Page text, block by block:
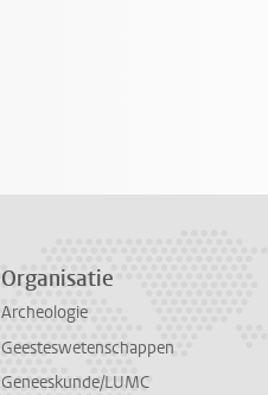
Organisatie
Archeologie
Geesteswetenschappen
Geneeskunde/LUMC